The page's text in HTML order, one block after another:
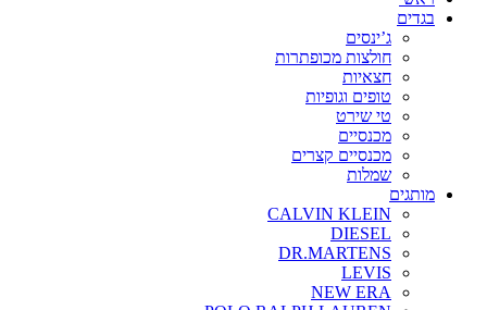
בגדים
ג’ינסים
חולצות מכופתרות
חצאיות
טופים וגופיות
טי שירט
מכנסיים
מכנסיים קצרים
שמלות
מותגים
CALVIN KLEIN
DIESEL
DR.MARTENS
LEVIS
NEW ERA